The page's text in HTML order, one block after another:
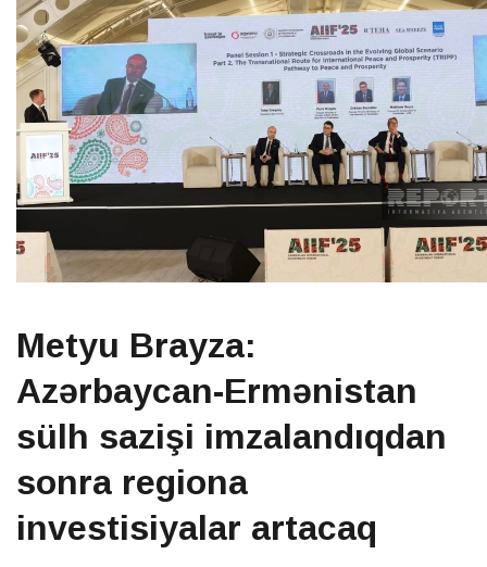
Metyu Brayza:
Azərbaycan-Ermənistan
sülh sazişi imzalandıqdan
sonra regiona
investisiyalar artacaq